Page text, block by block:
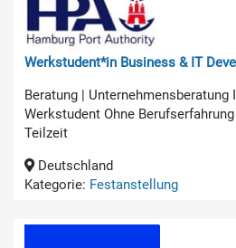
Werkstudent*in Business & IT
Beratung | Unternehmensberatung
Werkstudent Ohne
Teilzeit
Deutschland
Kategorie: Festanstellung